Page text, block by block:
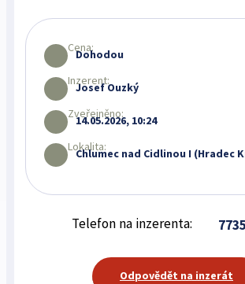
Cena:
Dohodou
Inzerent:
Josef Ouzký
Zveřejněno:
14.05.2026, 10:24
Lokalita:
Chlumec nad Cidlinou I (Hradec
Telefon na inzerenta:
Odpovědět na inzerát